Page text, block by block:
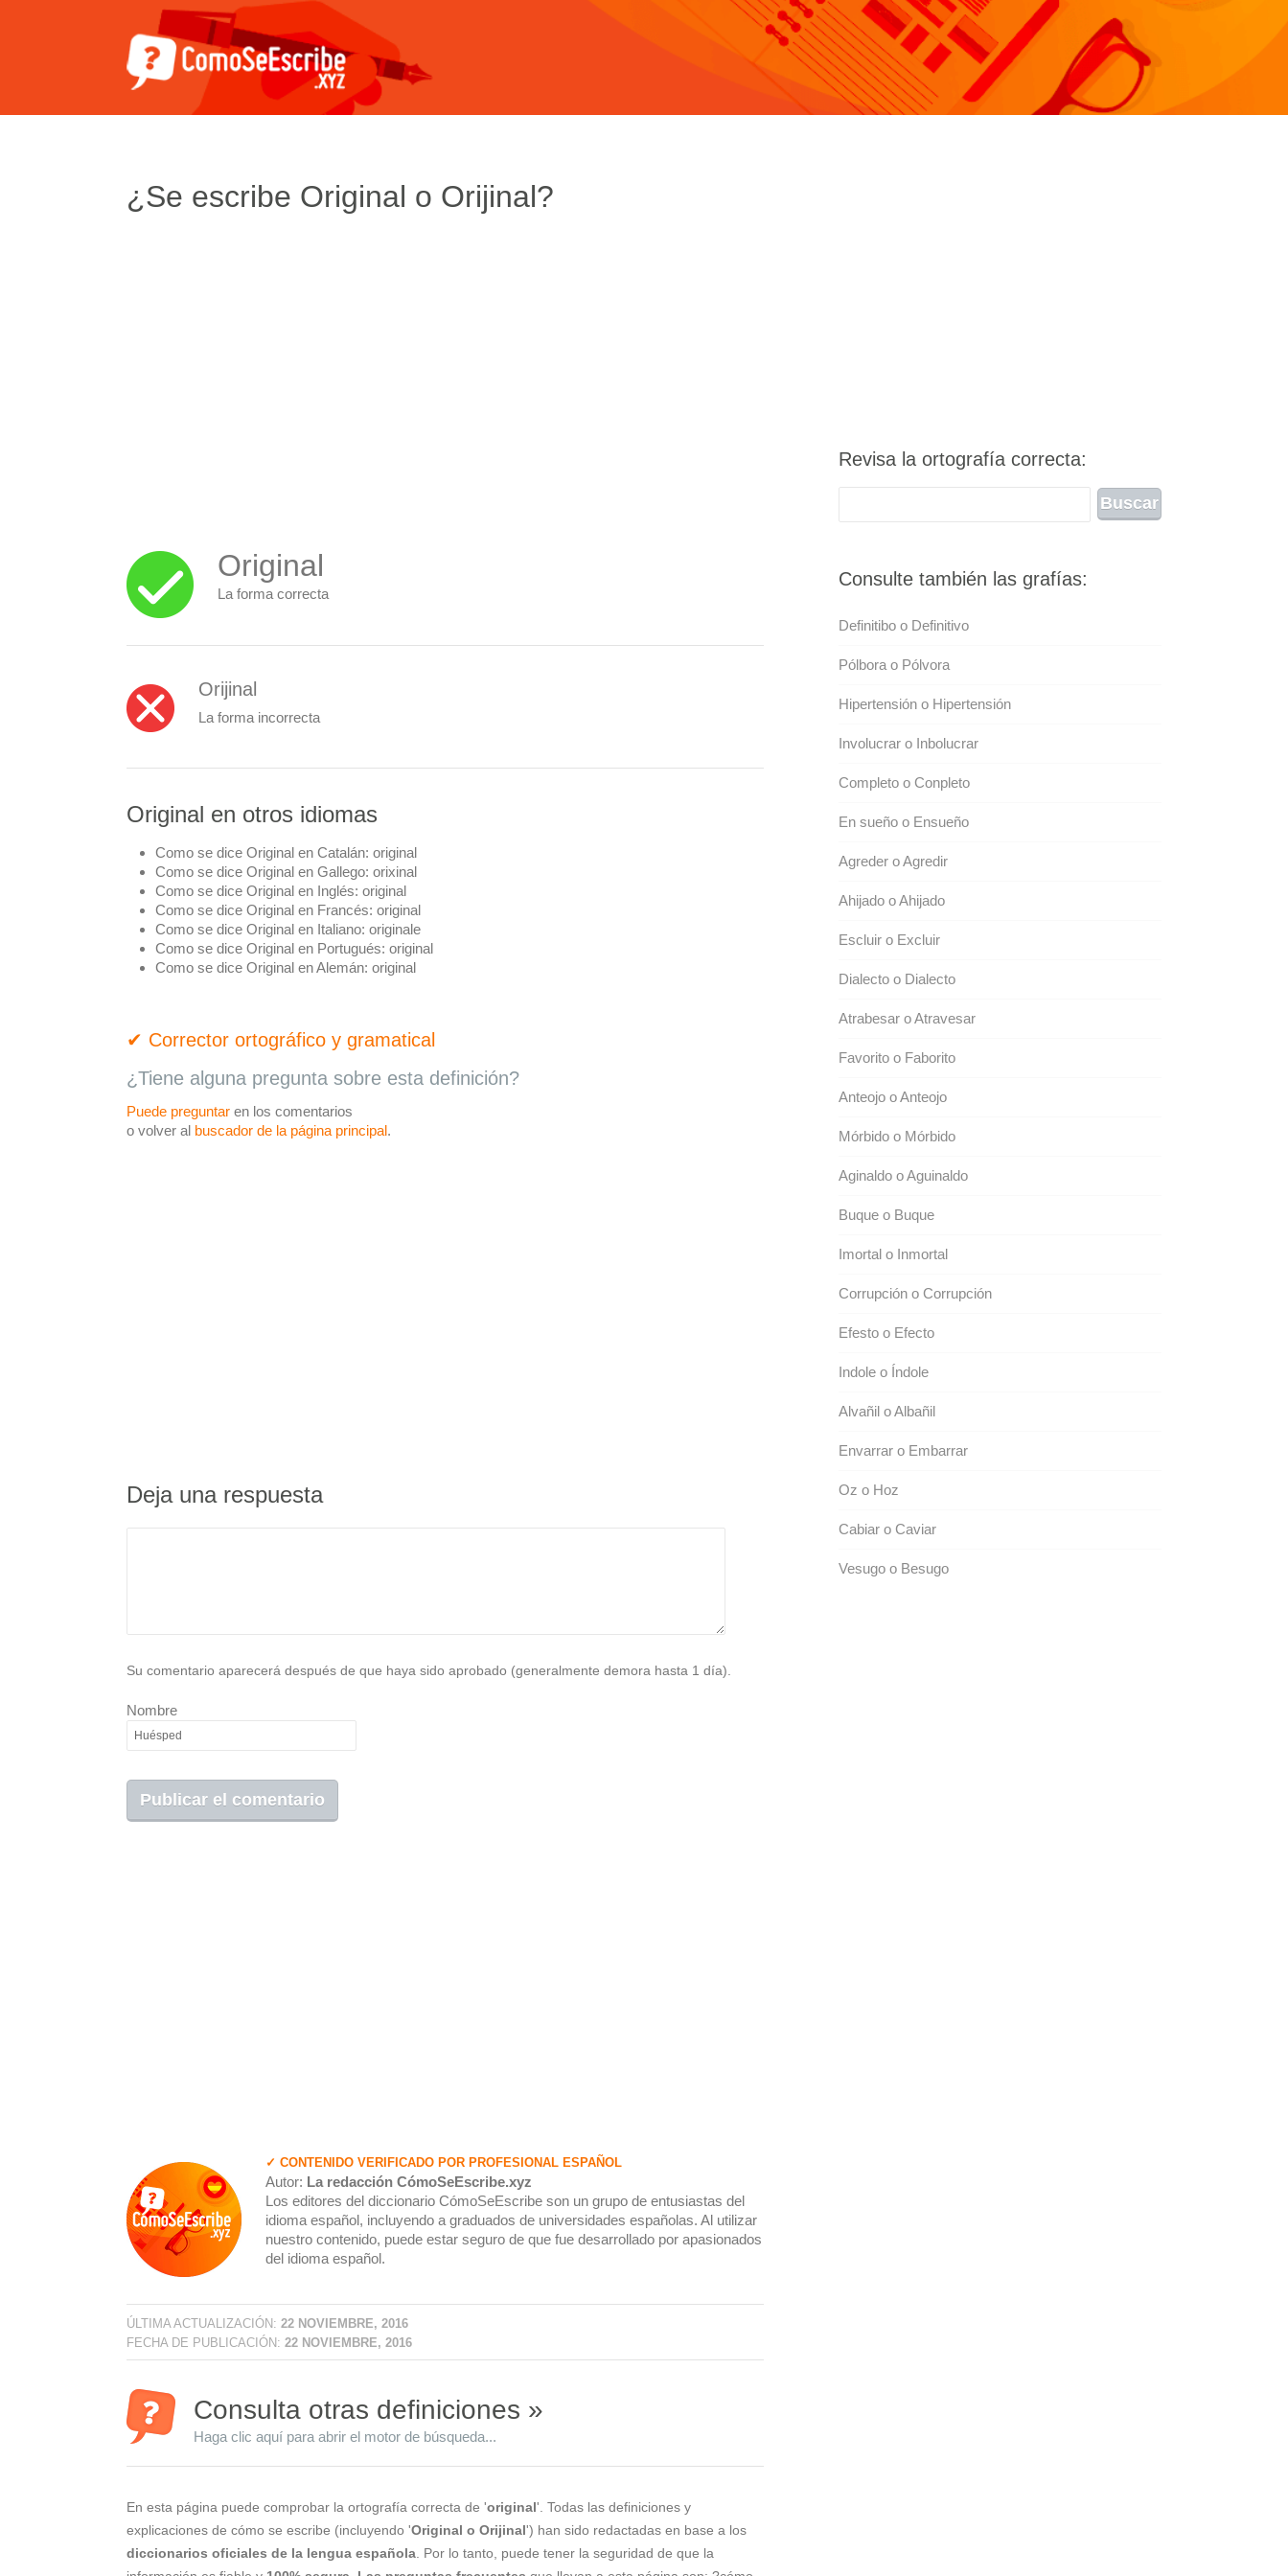
¿Se escribe Original o Orijinal?
Original
La forma correcta
Orijinal
La forma incorrecta
Original en otros idiomas
Como se dice Original en Catalán: original
Como se dice Original en Gallego: orixinal
Como se dice Original en Inglés: original
Como se dice Original en Francés: original
Como se dice Original en Italiano: originale
Como se dice Original en Portugués: original
Como se dice Original en Alemán: original
✔ Corrector ortográfico y gramatical
¿Tiene alguna pregunta sobre esta definición?
Puede preguntar en los comentarios
o volver al buscador de la página principal.
Deja una respuesta
Su comentario aparecerá después de que haya sido aprobado (generalmente demora hasta 1 día).
Nombre
✓ CONTENIDO VERIFICADO POR PROFESIONAL ESPAÑOL
Autor: La redacción CómoSeEscribe.xyz
Los editores del diccionario CómoSeEscribe son un grupo de entusiastas del
idioma español, incluyendo a graduados de universidades españolas. Al utilizar
nuestro contenido, puede estar seguro de que fue desarrollado por apasionados
del idioma español.
ÚLTIMA ACTUALIZACIÓN: 22 NOVIEMBRE, 2016
FECHA DE PUBLICACIÓN: 22 NOVIEMBRE, 2016
Consulta otras definiciones »
Haga clic aquí para abrir el motor de búsqueda...
En esta página puede comprobar la ortografía correcta de 'original'. Todas las definiciones y
explicaciones de cómo se escribe (incluyendo 'Original o Orijinal') han sido redactadas en base a los
diccionarios oficiales de la lengua española . Por lo tanto, puede tener la seguridad de que la
Revisa la ortografía correcta:
Consulte también las grafías:
Definitibo o Definitivo
Pólbora o Pólvora
Hipertensión o Hipertensión
Involucrar o Inbolucrar
Completo o Conpleto
En sueño o Ensueño
Agreder o Agredir
Ahijado o Ahijado
Escluir o Excluir
Dialecto o Dialecto
Atrabesar o Atravesar
Favorito o Faborito
Anteojo o Anteojo
Mórbido o Mórbido
Aginaldo o Aguinaldo
Buque o Buque
Imortal o Inmortal
Corrupción o Corrupción
Efesto o Efecto
Indole o Índole
Alvañil o Albañil
Envarrar o Embarrar
Oz o Hoz
Cabiar o Caviar
Vesugo o Besugo